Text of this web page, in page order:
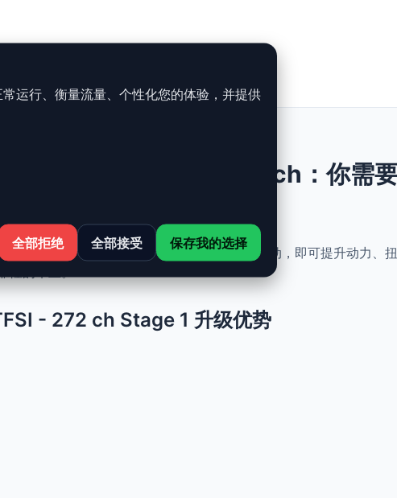
TT S - 2.0 TFSI - 272 ch：你需
级结合了性能、安全与简便性。无需机械改动，即可提升动力、
的车主。
- 272 ch Stage 1 升级优势
运行、衡量流量、个性化您的体验，并提供
全部拒绝 全部接受 保存我的选择